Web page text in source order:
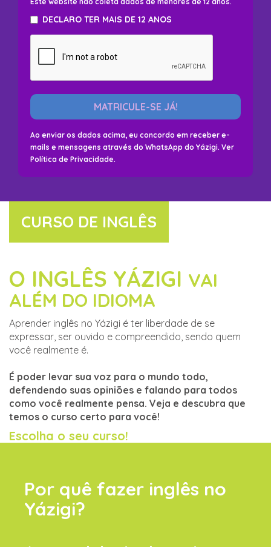
DECLARO TER MAIS DE 12 ANOS
MATRICULE-SE JÁ!
Ao enviar os dados acima, eu concordo em receber e-
mails e mensagens através do WhatsApp do Yázigi. Ver
Política de Privacidade.
CURSO DE INGLÊS
O INGLÊS YÁZIGI VAI
ALÉM DO IDIOMA
Aprender inglês no Yázigi é ter liberdade de se
expressar, ser ouvido e compreendido, sendo quem
você realmente é.
É poder levar sua voz para o mundo todo,
defendendo suas opiniões e falando para todos
como você realmente pensa. Veja e descubra que
temos o curso certo para você!
Escolha o seu curso!
Por quê fazer inglês no
Yázigi?